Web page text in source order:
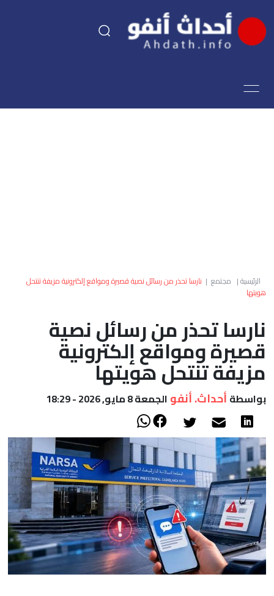
اقتصاد
العالم
الصحراء
الرئيسية| مجتمع | نارسا تحذر من رسائل نصية قصيرة ومواقع إلكترونية مزيفة تنتحل
هويتها
نارسا تحذر من رسائل نصية
قصيرة ومواقع إلكترونية
مزيفة تنتحل هويتها
بواسطة أحداث. أنفو الجمعة 8 مايو, 2026 - 18:29